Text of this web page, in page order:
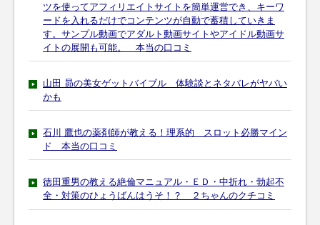
ツを使ってアフィリエイトサイトを簡単運営でき、キーワ
ードを入れるだけでコンテンツが自動で蓄積していきま
す。サンプル動画でアダルト動画サイトやアイドル動画サ
イトの展開も可能。 本当の口コミ
山田 昴の美女ゲットバイブル 体験談とネタバレがヤバい
かも
石川 鷹也の薬剤師が教える！理系的 スロット必勝マイン
ド 本当の口コミ
徳田重男の教える絶倫マニュアル・ＥＤ・中折れ・勃起不
全・対策のひょうばんはうそ！？ ２ちゃんのクチコミ